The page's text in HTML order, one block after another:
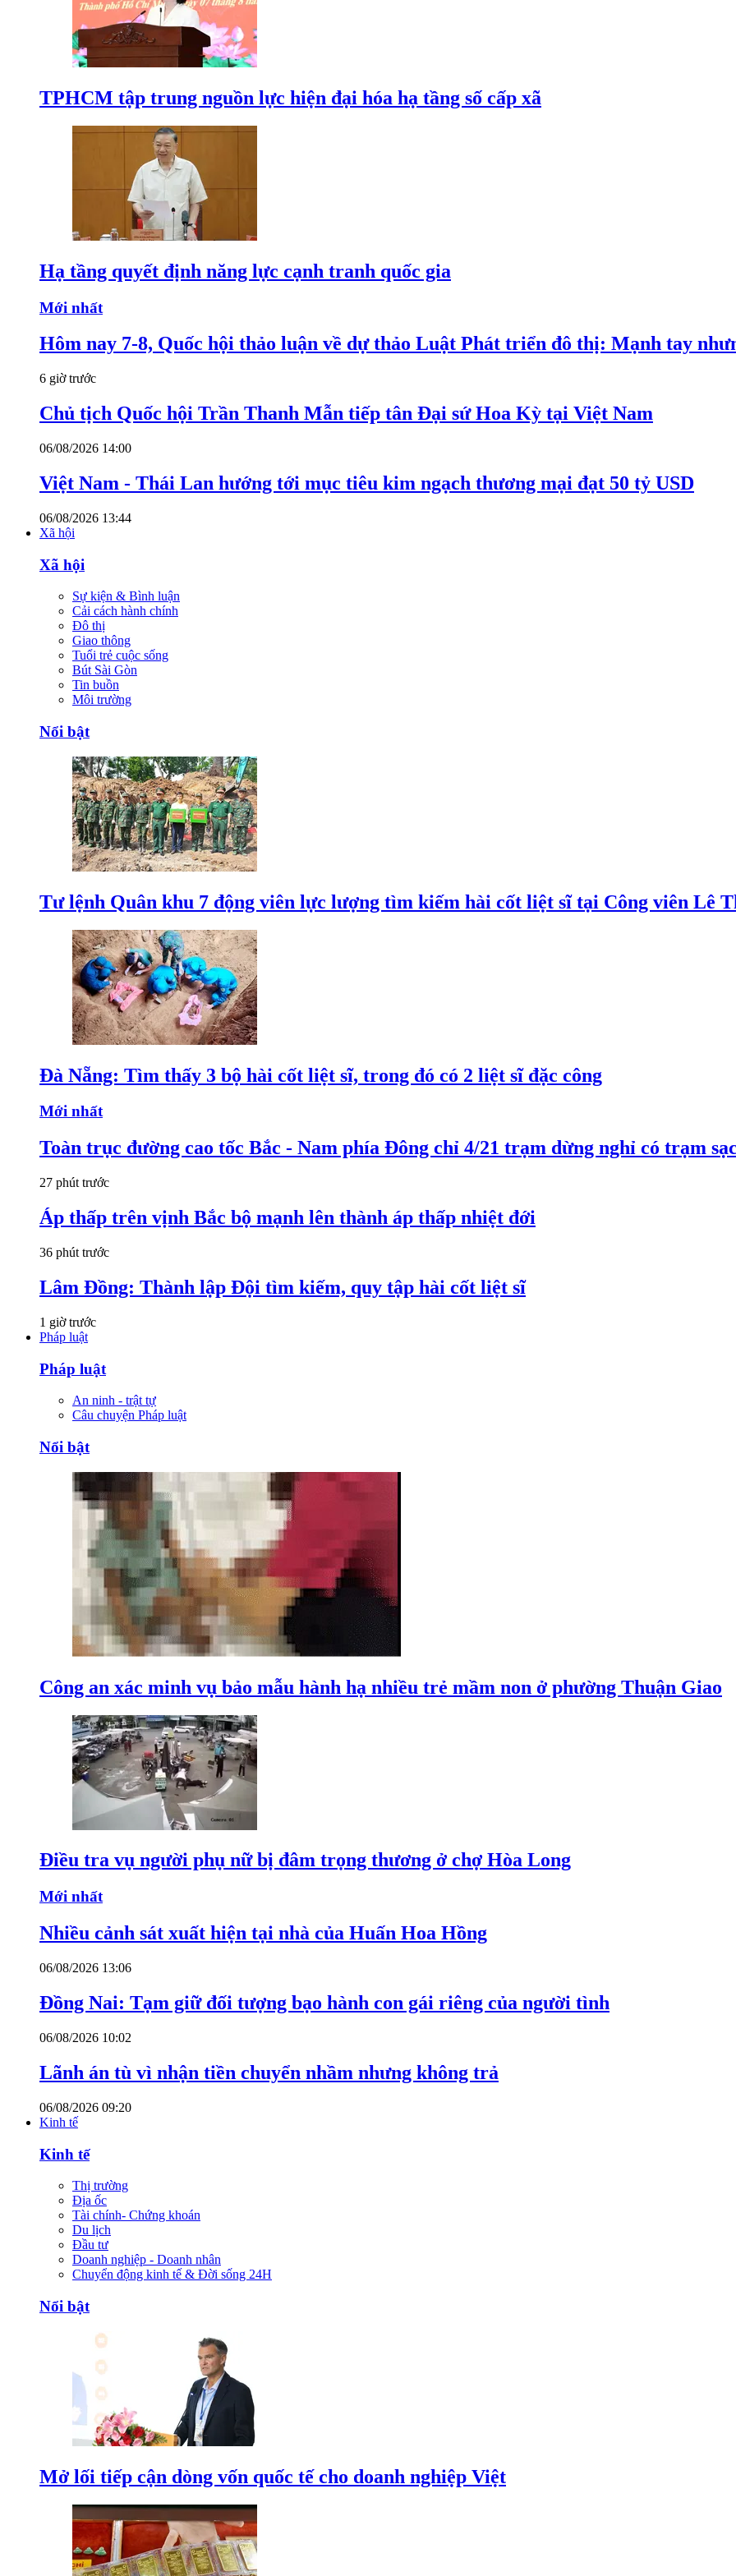
TPHCM tập trung nguồn lực hiện đại hóa hạ tầng số cấp xã
Hạ tầng quyết định năng lực cạnh tranh quốc gia
Mới nhất
Hôm nay 7-8, Quốc hội thảo luận về dự thảo Luật Phát triển đô thị: Mạnh tay
6 giờ trước
Chủ tịch Quốc hội Trần Thanh Mẫn tiếp tân Đại sứ Hoa Kỳ tại Việt Nam
06/08/2026 14:00
Việt Nam - Thái Lan hướng tới mục tiêu kim ngạch thương mại đạt 50 tỷ USD
06/08/2026 13:44
Xã hội
Xã hội
Sự kiện & Bình luận
Cải cách hành chính
Đô thị
Giao thông
Tuổi trẻ cuộc sống
Bút Sài Gòn
Tin buồn
Môi trường
Nổi bật
Tư lệnh Quân khu 7 động viên lực lượng tìm kiếm hài cốt liệt sĩ tại Công viên Lê
Đà Nẵng: Tìm thấy 3 bộ hài cốt liệt sĩ, trong đó có 2 liệt sĩ đặc công
Mới nhất
Toàn trục đường cao tốc Bắc - Nam phía Đông chỉ 4/21 trạm dừng nghỉ có trạm
27 phút trước
Áp thấp trên vịnh Bắc bộ mạnh lên thành áp thấp nhiệt đới
36 phút trước
Lâm Đồng: Thành lập Đội tìm kiếm, quy tập hài cốt liệt sĩ
1 giờ trước
Pháp luật
Pháp luật
An ninh - trật tự
Câu chuyện Pháp luật
Nổi bật
Công an xác minh vụ bảo mẫu hành hạ nhiều trẻ mầm non ở phường Thuận Giao
Điều tra vụ người phụ nữ bị đâm trọng thương ở chợ Hòa Long
Mới nhất
Nhiều cảnh sát xuất hiện tại nhà của Huấn Hoa Hồng
06/08/2026 13:06
Đồng Nai: Tạm giữ đối tượng bạo hành con gái riêng của người tình
06/08/2026 10:02
Lãnh án tù vì nhận tiền chuyển nhầm nhưng không trả
06/08/2026 09:20
Kinh tế
Kinh tế
Thị trường
Địa ốc
Tài chính- Chứng khoán
Du lịch
Đầu tư
Doanh nghiệp - Doanh nhân
Chuyển động kinh tế & Đời sống 24H
Nổi bật
Mở lối tiếp cận dòng vốn quốc tế cho doanh nghiệp Việt